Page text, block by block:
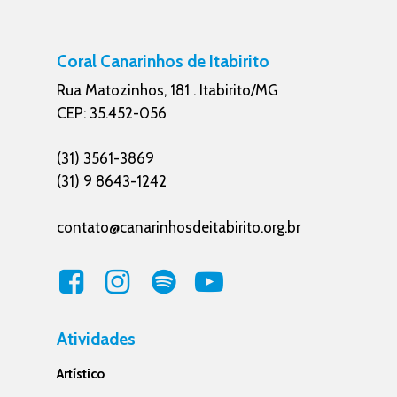
Coral Canarinhos de Itabirito
Rua Matozinhos, 181 . Itabirito/MG
CEP: 35.452-056
(31) 3561-3869
(31) 9 8643-1242
contato@canarinhosdeitabirito.org.br
Atividades
Artístico